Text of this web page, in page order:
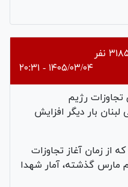
۱۴۰۵/۰۳/۰۴ - ۲۰:۳۱
رژیم
بار دیگر افزایش
از زمان آغاز تجاوزات
مارس گذشته، آمار شهدا